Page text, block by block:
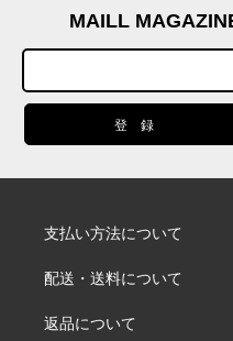
MAILL
支払い方法について
配送・送料について
返品について